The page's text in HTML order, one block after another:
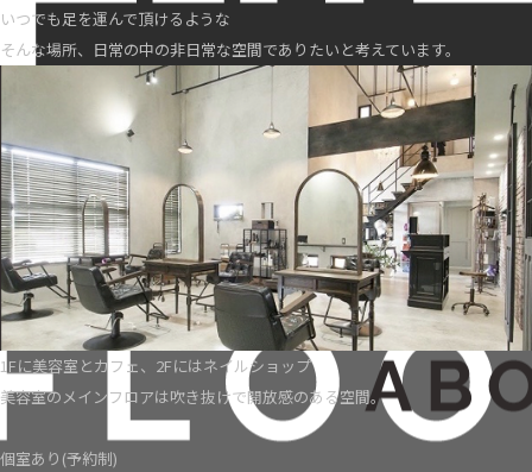
いつでも足を運んで頂けるような
そんな場所、日常の中の非日常な空間でありたいと考えています。
1Fに美容室とカフェ、2Fにはネイルショップ
美容室のメインフロアは吹き抜けで開放感のある空間。
個室あり(予約制)